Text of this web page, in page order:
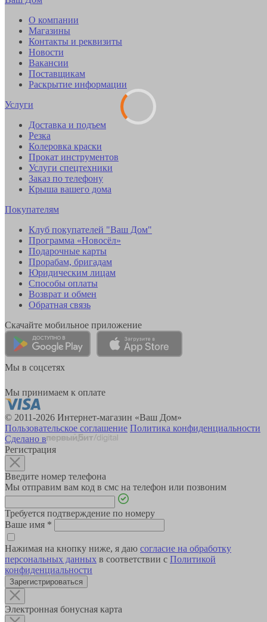
О компании
Магазины
Контакты и реквизиты
Новости
Вакансии
Поставщикам
Раскрытие информации
Услуги
Доставка и подъем
Резка
Колеровка краски
Прокат инструментов
Услуги спецтехники
Заказ по телефону
Крыша вашего дома
Покупателям
Клуб покупателей "Ваш Дом"
Программа «Новосёл»
Подарочные карты
Прорабам, бригадам
Юридическим лицам
Способы оплаты
Возврат и обмен
Обратная связь
Скачайте мобильное приложение
Мы в соцсетях
Мы принимаем к оплате
© 2011-2026 Интернет-магазин «Ваш Дом»
Пользовательское соглашение Политика конфиденциальности
Сделано в
Регистрация
Введите номер телефона
Мы отправим вам код в смс на телефон или позвоним
Требуется подтверждение по номеру
Ваше имя *
Нажимая на кнопку ниже, я даю согласие на обработку
персональных данных в соответствии с Политикой
конфиденциальности
Зарегистрироваться
Электронная бонусная карта